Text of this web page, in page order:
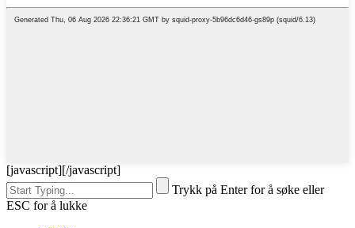
[javascript][/javascript]
Trykk på Enter for å søke eller
ESC for å lukke